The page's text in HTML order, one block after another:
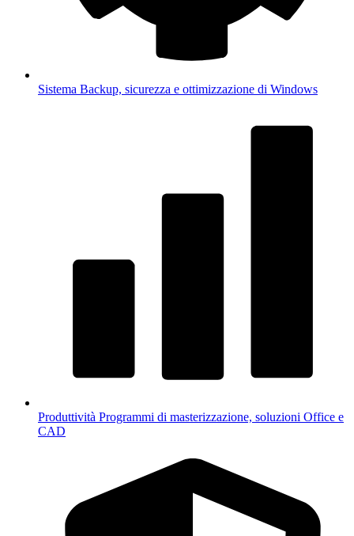
Sistema Backup, sicurezza e ottimizzazione di Windows
Produttività Programmi di masterizzazione, soluzioni Office e
CAD